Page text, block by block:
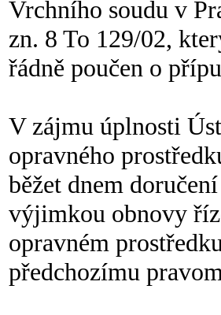
Vrchního soudu v
zn. 8 To 129/02,
řádně poučen o
V zájmu úplnosti
opravného
běžet dnem
výjimkou obnovy
opravném
předchozímu